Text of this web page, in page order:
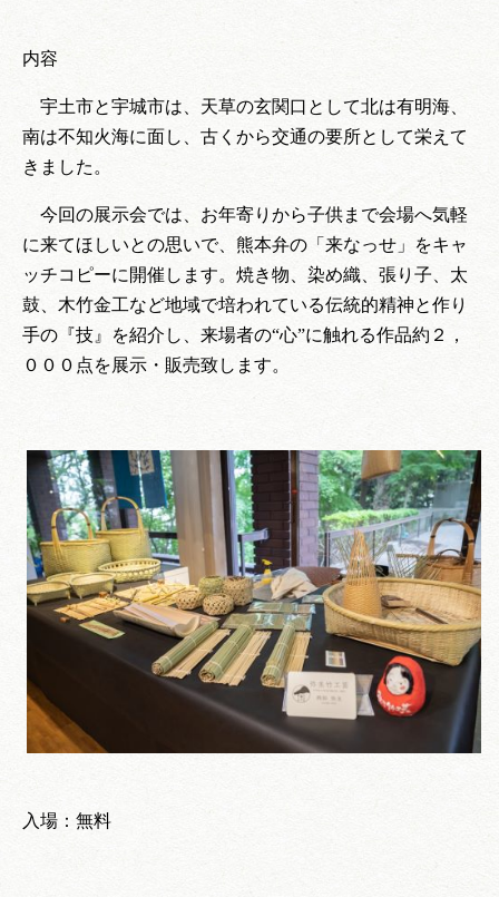
内容
宇土市と宇城市は、天草の玄関口として北は有明海、
南は不知火海に面し、古くから交通の要所として栄えて
きました。
今回の展示会では、お年寄りから子供まで会場へ気軽
に来てほしいとの思いで、熊本弁の「来なっせ」をキャ
ッチコピーに開催します。焼き物、染め織、張り子、太
鼓、木竹金工など地域で培われている伝統的精神と作り
手の『技』を紹介し、来場者の“心”に触れる作品約２，
０００点を展示・販売致します。
入場：無料